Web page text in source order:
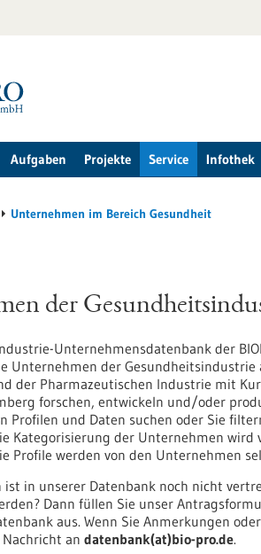
Aufgaben Projekte Service Infothek
Unternehmen im Bereich Gesundheit
der
Unternehmensdatenbank der
Unternehmen der Gesundheitsindustrie
der Pharmazeutischen Industrie mit
forschen, entwickeln und/oder
Profilen und Daten suchen oder Sie
Kategorisierung der Unternehmen wird
Profile werden von den Unternehmen
in unserer Datenbank noch nicht
Dann füllen Sie unser
aus. Wenn Sie Anmerkungen
an datenbank(at)bio-pro.de.